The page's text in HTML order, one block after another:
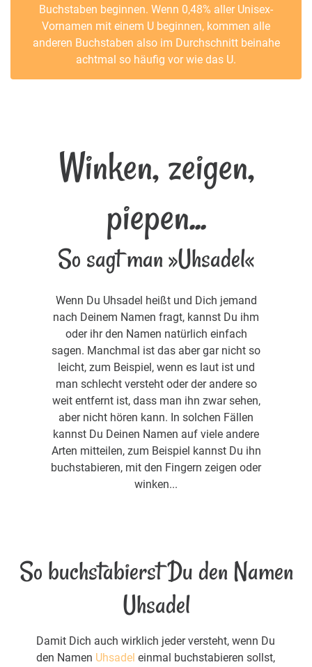
Buchstaben beginnen. Wenn 0,48% aller Unisex-
Vornamen mit einem U beginnen, kommen alle
anderen Buchstaben also im Durchschnitt beinahe
achtmal so häufig vor wie das U.
Winken, zeigen,
piepen...
So sagt man »Uhsadel«
Wenn Du Uhsadel heißt und Dich jemand
nach Deinem Namen fragt, kannst Du ihm
oder ihr den Namen natürlich einfach
sagen. Manchmal ist das aber gar nicht so
leicht, zum Beispiel, wenn es laut ist und
man schlecht versteht oder der andere so
weit entfernt ist, dass man ihn zwar sehen,
aber nicht hören kann. In solchen Fällen
kannst Du Deinen Namen auf viele andere
Arten mitteilen, zum Beispiel kannst Du ihn
buchstabieren, mit den Fingern zeigen oder
winken...
So buchstabierst Du den Namen
Uhsadel
Damit Dich auch wirklich jeder versteht, wenn Du
den Namen Uhsadel einmal buchstabieren sollst,